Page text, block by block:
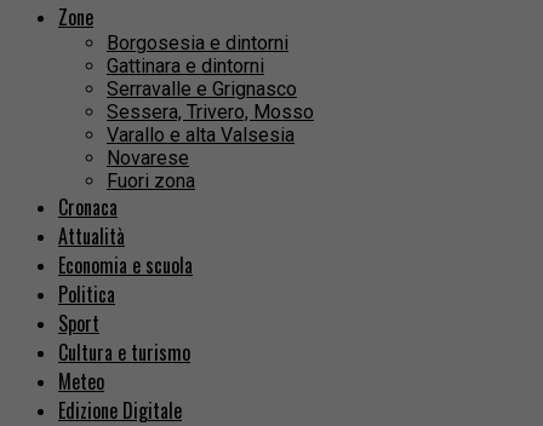
Zone
Borgosesia e dintorni
Gattinara e dintorni
Serravalle e Grignasco
Sessera, Trivero, Mosso
Varallo e alta Valsesia
Novarese
Fuori zona
Cronaca
Attualità
Economia e scuola
Politica
Sport
Cultura e turismo
Meteo
Edizione Digitale